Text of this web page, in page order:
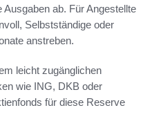
ab. Für Angestellte
Selbstständige oder
anstreben.
leicht zugänglichen
wie ING, DKB oder
für diese Reserve